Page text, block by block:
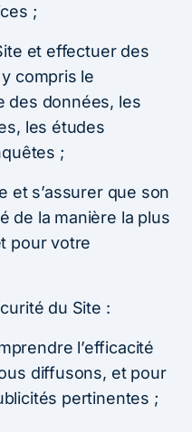
;
et effectuer des
compris le
des données, les
les études
;
et s’assurer que son
de la manière la plus
pour votre
du Site :
l’efficacité
diffusons, et pour
pertinentes ;